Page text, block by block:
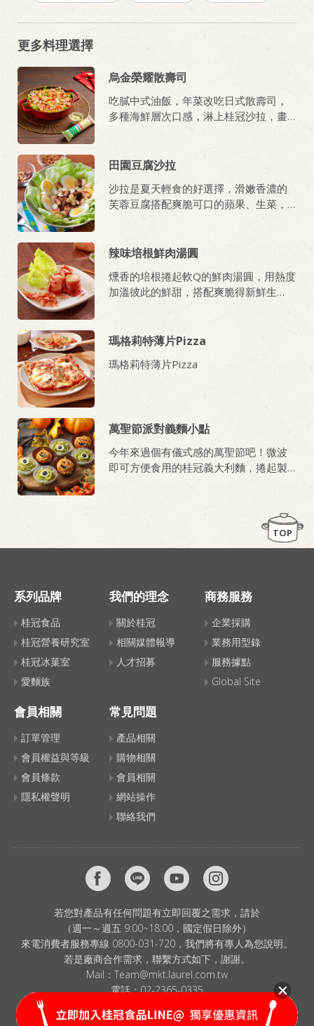
更多料理選擇
烏金榮耀散壽司
吃膩中式油飯，年菜改吃日式散壽司，
多種海鮮層次口感，淋上桂冠沙拉，畫
田園豆腐沙拉
沙拉是夏天輕食的好選擇，滑嫩香濃的
芙蓉豆腐搭配爽脆可口的蘋果、生菜，
灑上少許的魚鬆一起享用，非常美味!
辣味培根鮮肉湯圓
燻香的培根捲起軟Q的鮮肉湯圓，用熱度
加溫彼此的鮮甜，搭配爽脆得新鮮生
瑪格莉特薄片Pizza
瑪格莉特薄片Pizza
萬聖節派對義麵小點
今年來過個有儀式感的萬聖節吧！微波
即可方便食用的桂冠義大利麵，捲起製
TOP
系列品牌
桂冠食品
桂冠營養研究室
桂冠冰菓室
愛麵族
我們的理念
關於桂冠
相關媒體報導
人才招募
商務服務
企業採購
業務用型錄
服務據點
Global Site
會員相關
訂單管理
會員權益與等級
會員條款
隱私權聲明
常見問題
產品相關
購物相關
會員相關
網站操作
聯絡我們
若您對產品有任何問題有立即回覆之需求，請於
（週一～週五 9:00~18:00，國定假日除外）
來電消費者服務專線 0800-031-720，我們將有專人為您說明。
若是廠商合作需求，聯繫方式如下，謝謝。
Mail： Team@mkt.laurel.com.tw
電話：02-2365-0335
© 2024 LAUREL CORP. All Rights Reserved.